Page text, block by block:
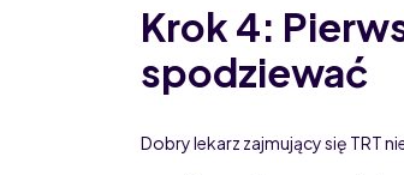
Krok 4:
spodziewać
Dobry lekarz zajmujący się TRT